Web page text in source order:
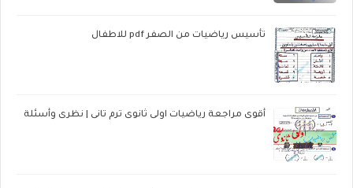
تأسيس رياضيات من الصفر pdf للاطفال
أقوى مراجعة رياضيات اولى ثانوى ترم تانى | نظرى وأسئلة